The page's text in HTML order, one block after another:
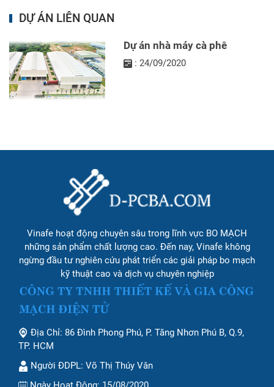
DỰ ÁN LIÊN QUAN
Dự án nhà máy cà phê
: 24/09/2020
Vinafe hoạt động chuyên sâu trong lĩnh vực BO MẠCH
những sản phẩm chất lượng cao. Đến nay, Vinafe không
ngừng đầu tư nghiên cứu phát triển các giải pháp bo mạch
kỹ thuật cao và dịch vụ chuyên nghiệp
Địa Chỉ: 86 Đình Phong Phú, P. Tăng Nhơn Phú B, Q.9,
TP. HCM
Người ĐDPL: Võ Thị Thúy Vân